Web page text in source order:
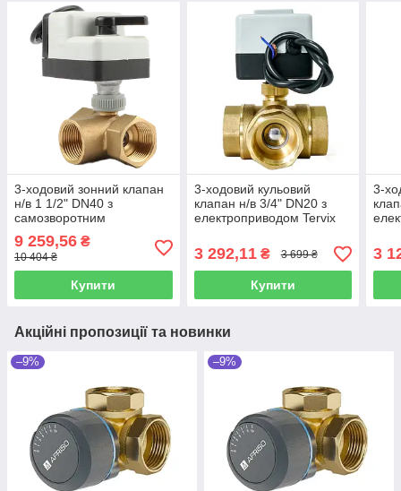
3-ходовий зонний клапан
н/в 1 1/2" DN40 з
самозворотним
електроприводом Tervix
Pro Line ZERG Tervix
9 259,56 ₴
10 404 ₴
Купити
3-ходовий кульовий
клапан н/в 3/4" DN20 з
електроприводом Tervix
3 292,11₴ 3 699 ₴
Купити
3-
3
Акційні пропозиції та новинки
–9% –9%